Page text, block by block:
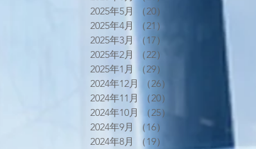
2025年5月
（20）
2025年4月
（21）
2025年3月
（17）
2025年2月
（22）
2025年1月
（29）
2024年12月
（26）
2024年11月
（20）
2024年10月
（25）
2024年9月
（16）
16件の記事
2024年8月
（19）